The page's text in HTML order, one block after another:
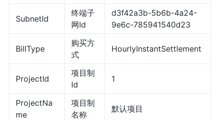
SubnetId
终端子
网Id
d3f42a3b-5b6b-4a24-
9e6c-785941540d23
BillType
购买方
式
HourlyInstantSettlement
ProjectId
项目制
Id
1
ProjectNa
me
项目制
名称
默认项目